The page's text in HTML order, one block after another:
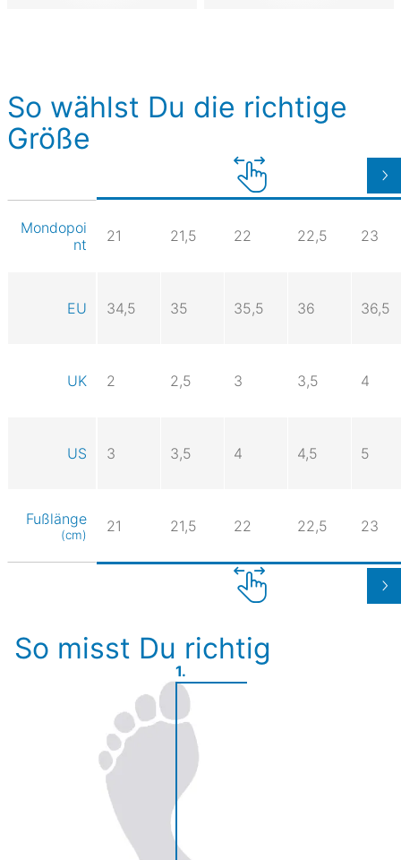
So wählst Du die richtige
Größe
Mondopoi
nt
21 21,5 22 22,5 23
EU 34,5 35 35,5 36 36,5
UK 2 2,5 3 3,5 4
US 3 3,5 4 4,5 5
Fußlänge
(cm) 21 21,5 22 22,5 23
So misst Du richtig
1.